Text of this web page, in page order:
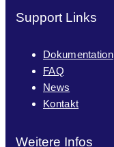
Support Links
Dokumentation
FAQ
News
Kontakt
Weitere Infos